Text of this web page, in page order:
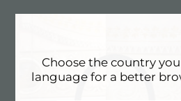
Choose the country
language for a better